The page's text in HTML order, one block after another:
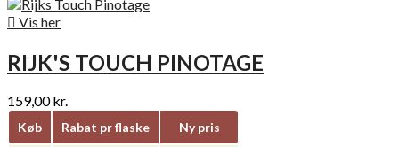
 Vis her
RIJK'S TOUCH PINOTAGE
159,00 kr.
Køb Rabat pr flaske
Ny pris